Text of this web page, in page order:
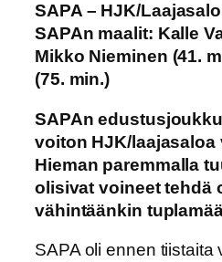
SAPA – HJK/
SAPAn maalit: Kalle
Mikko Nieminen (41.
(75. min.)
SAPAn
voiton HJK/laajasaloa
Hieman paremmalla
olisivat voineet tehdä
vähintäänkin
SAPA oli ennen tiistaita